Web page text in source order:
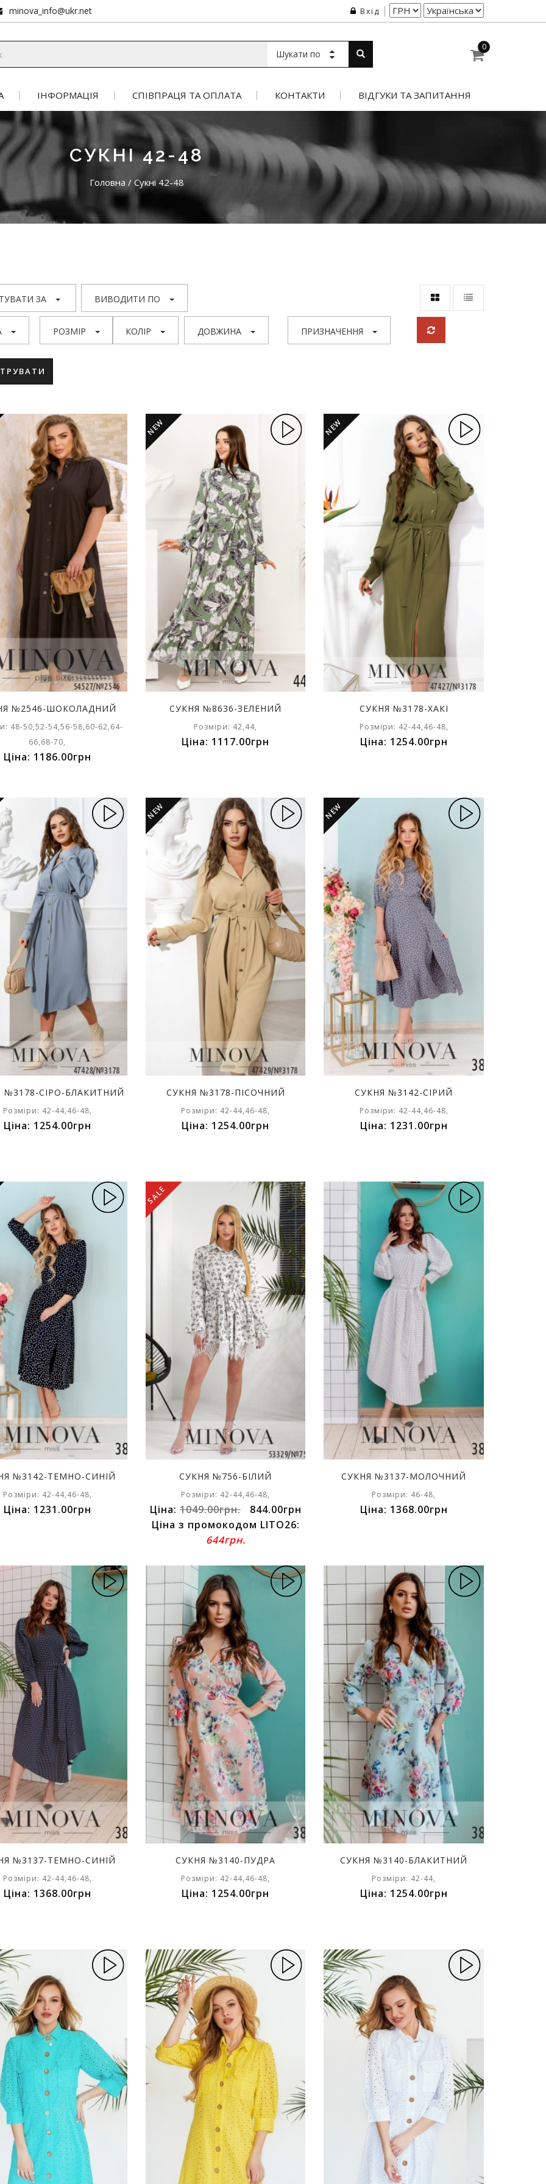
minova_info@ukr.net Вхід
Шукати по
0
ІНФОРМАЦІЯ СПІВПРАЦЯ ТА ОПЛАТА КОНТАКТИ ВІДГУКИ ТА ЗАПИТАННЯ
СУКНІ 42-48
Головна / Сукні 42-48
ЗА ВИВОДИТИ ПО
РОЗМІР КОЛІР ДОВЖИНА ПРИЗНАЧЕННЯ
№2546-ШОКОЛАДНИЙ
48-50,52-54,56-58,60-62,64-
66,68-70,
Ціна: 1186.00грн
NEW
СУКНЯ №8636-ЗЕЛЕНИЙ
Розміри: 42,44,
Ціна: 1117.00грн
NEW
СУКНЯ №3178-ХАКІ
Розміри: 42-44,46-48,
Ціна: 1254.00грн
№3178-СІРО-БЛАКИТНИЙ
Розміри: 42-44,46-48,
Ціна: 1254.00грн
NEW
СУКНЯ №3178-ПІСОЧНИЙ
Розміри: 42-44,46-48,
Ціна: 1254.00грн
NEW
СУКНЯ №3142-СІРИЙ
Розміри: 42-44,46-48,
Ціна: 1231.00грн
№3142-ТЕМНО-СИНІЙ
Розміри: 42-44,46-48,
Ціна: 1231.00грн
SALE
СУКНЯ №756-БІЛИЙ
Розміри: 42-44,46-48,
Ціна:1049.00грн.
844.00грн
Ціна з промокодом LITO26:
644грн.
СУКНЯ №3137-МОЛОЧНИЙ
Розміри: 46-48,
Ціна: 1368.00грн
№3137-ТЕМНО-СИНІЙ
Розміри: 42-44,46-48,
Ціна: 1368.00грн
СУКНЯ №3140-ПУДРА
Розміри: 42-44,46-48,
Ціна: 1254.00грн
СУКНЯ №3140-БЛАКИТНИЙ
Розміри: 42-44,
Ціна: 1254.00грн